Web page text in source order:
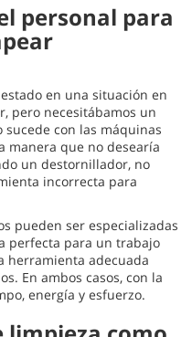
personal para
en una situación en
pero necesitábamos un
con las máquinas
manera que no desearía
un destornillador, no
incorrecta para
pueden ser especializadas
perfecta para un trabajo
herramienta adecuada
En ambos casos, con la
energía y esfuerzo.